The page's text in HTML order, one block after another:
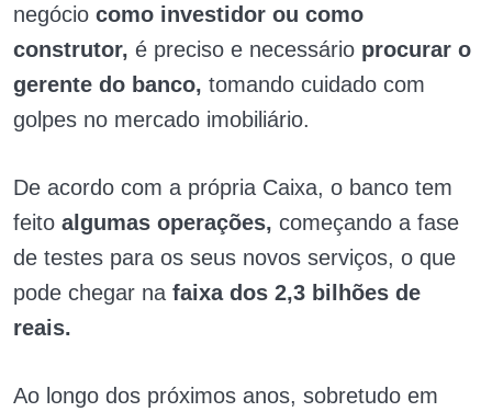
negócio como investidor ou como
construtor, é preciso e necessário procurar o
gerente do banco, tomando cuidado com
golpes no mercado imobiliário.
De acordo com a própria Caixa, o banco tem
feito algumas operações, começando a fase
de testes para os seus novos serviços, o que
pode chegar na faixa dos 2,3 bilhões de
reais.
Ao longo dos próximos anos, sobretudo em